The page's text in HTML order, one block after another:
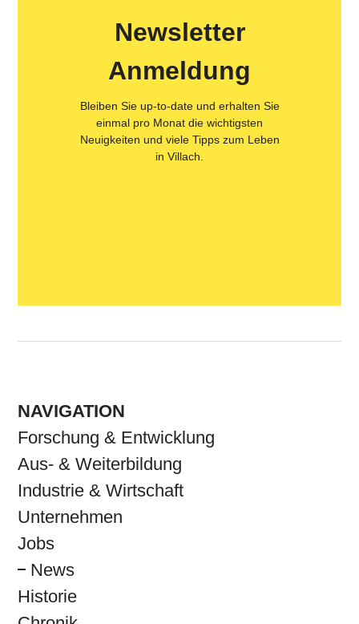
Newsletter
Anmeldung
Bleiben Sie up-to-date und erhalten Sie
einmal pro Monat die wichtigsten
Neuigkeiten und viele Tipps zum Leben
in Villach.
NAVIGATION
Forschung & Entwicklung
Aus- & Weiterbildung
Industrie & Wirtschaft
Unternehmen
Jobs
News
Historie